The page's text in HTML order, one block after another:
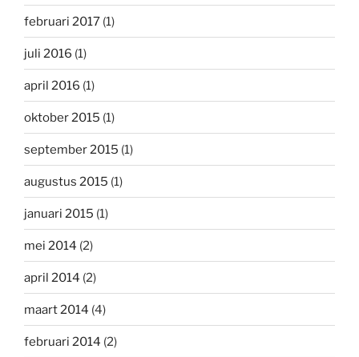
februari 2017 (1)
juli 2016 (1)
april 2016 (1)
oktober 2015 (1)
september 2015 (1)
augustus 2015 (1)
januari 2015 (1)
mei 2014 (2)
april 2014 (2)
maart 2014 (4)
februari 2014 (2)